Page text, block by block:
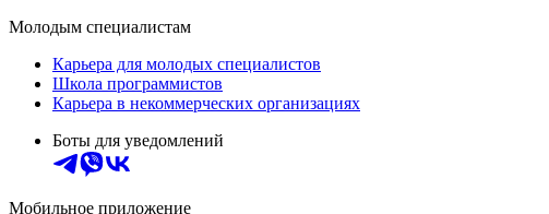
Молодым специалистам
Карьера для молодых специалистов
Школа программистов
Карьера в некоммерческих организациях
Боты для уведомлений
Мобильное приложение